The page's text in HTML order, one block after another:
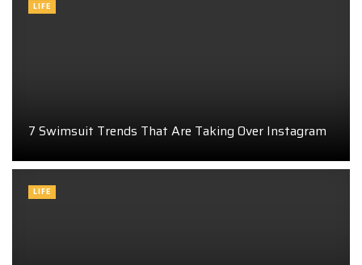
7 Swimsuit Trends That Are Taking Over Instagram
LIFE
LIFE